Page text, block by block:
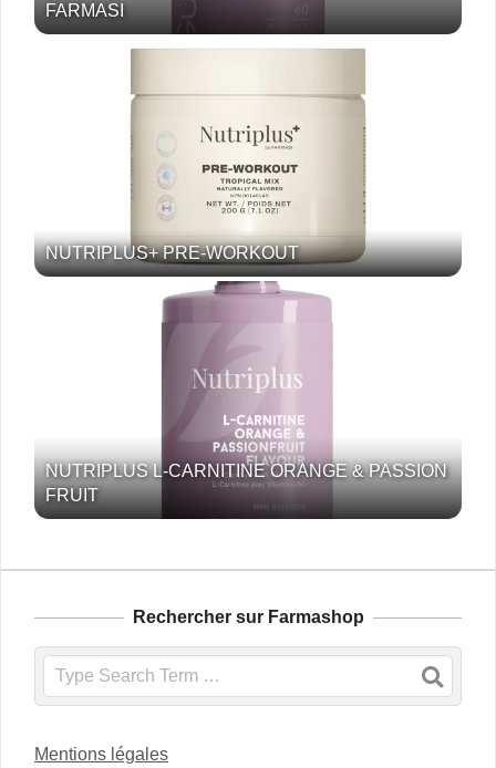
FARMASI
NUTRIPLUS+ PRE-WORKOUT
NUTRIPLUS L-CARNITINE ORANGE & PASSION
FRUIT
Rechercher sur Farmashop
Search
Mentions légales